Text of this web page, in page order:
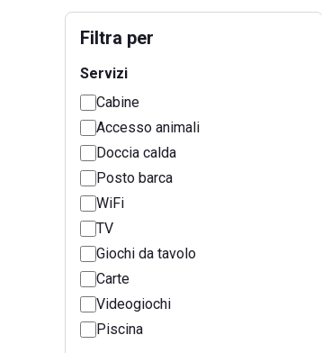
Filtra per
Servizi
Cabine
Accesso animali
Doccia calda
Posto barca
WiFi
TV
Giochi da tavolo
Carte
Videogiochi
Piscina